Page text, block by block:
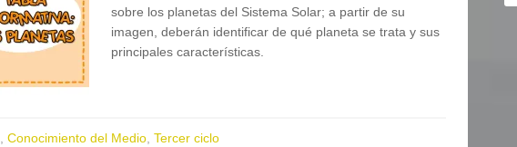
sobre los planetas del Sistema Solar; a partir de su
imagen, deberán identificar de qué planeta se trata y sus
principales características.
Conocimiento del Medio Tercer ciclo